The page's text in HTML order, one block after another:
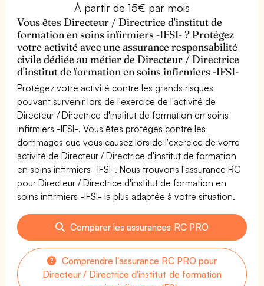
À partir de 15€ par mois
Vous êtes Directeur / Directrice d'institut de
formation en soins infirmiers -IFSI- ? Protégez
votre activité avec une assurance responsabilité
civile dédiée au métier de Directeur / Directrice
d'institut de formation en soins infirmiers -IFSI-
Protégez votre activité contre les grands risques
pouvant survenir lors de l'exercice de l'activité de
Directeur / Directrice d'institut de formation en soins
infirmiers -IFSI-. Vous êtes protégés contre les
dommages que vous causez lors de l'exercice de votre
activité de Directeur / Directrice d'institut de formation
en soins infirmiers -IFSI-. Nous trouvons l'assurance RC
pour Directeur / Directrice d'institut de formation en
soins infirmiers -IFSI- la plus adaptée à votre situation.
Comparer les assurances RC PRO
Comprendre l'assurance RC PRO pour
Directeur / Directrice d'institut de formation